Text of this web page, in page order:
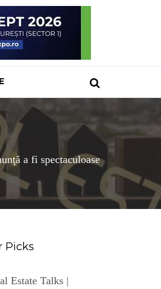
a fi spectaculoase
Picks
Estate Talks |